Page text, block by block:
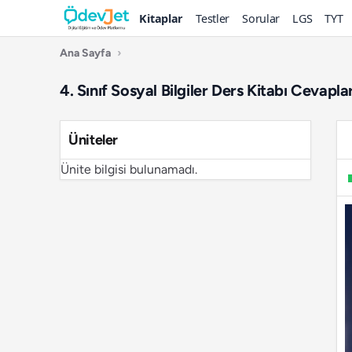
Kitaplar Testler Sorular LGS TYT
Ana Sayfa ›
4. Sınıf Sosyal Bilgiler Ders Kitabı
Üniteler
Ünite bilgisi bulunamadı.